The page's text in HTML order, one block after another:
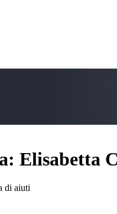
Elisabetta
di aiuti